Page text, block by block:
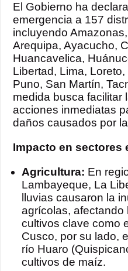
El Gobierno ha
emergencia a 157
incluyendo
Arequipa, Ayacucho,
Huancavelica,
Libertad, Lima,
Puno, San Martín,
medida busca facilitar
acciones inmediatas
daños causados por
Impacto en sectores
Agricultura: En
Lambayeque, La
lluvias causaron la
agrícolas, afectando
cultivos clave como
Cusco, por su lado,
río Huaro
cultivos de maíz.